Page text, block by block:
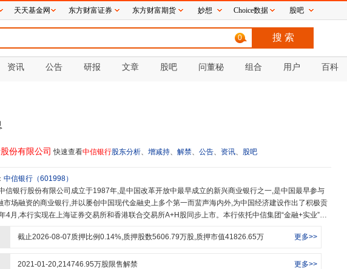
0
资讯 公告 研报 文章 股吧 问董秘 组合 用户 百科
份有限公司 快速查看中信银行股东分析、 增减持、 解禁、 公告、 资讯、 股吧
中信银行 （601998）
市场融资的商业银行,并以屡创中国现代金融史上多个第一而蜚声海内外,为中国经济建设作出了积极贡
4月,本行实现在上海证券交易所和香港联合交易所A+H股同步上市。本行依托中信集团“金融+实业”综
持诚实守信、以义取利、稳健审慎、守正创新、依法合规,以客户为中心,通过实施“五个领先”[“五个领
略,打造有特色、差异化的中信金融服务模式,向政府与机构客户、企业客户和同业客户提供公司银行业
截止2026-08-07质押比例0.14%,质押股数5606.79万股,质押市值41826.65万 更多>>
2021-01-20,214746.95万股限售解禁 更多>>
天天基金网 东方财富证券 东方财富期货 妙想 Choice数据 股吧